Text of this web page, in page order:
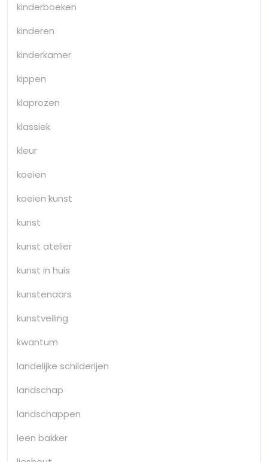
kinderboeken
kinderen
kinderkamer
kippen
klaprozen
klassiek
kleur
koeien
koeien kunst
kunst
kunst atelier
kunst in huis
kunstenaars
kunstveiling
kwantum
landelijke schilderijen
landschap
landschappen
leen bakker